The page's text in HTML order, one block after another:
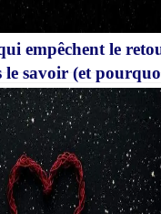
empêchent le
le savoir (et
échoue parfois)